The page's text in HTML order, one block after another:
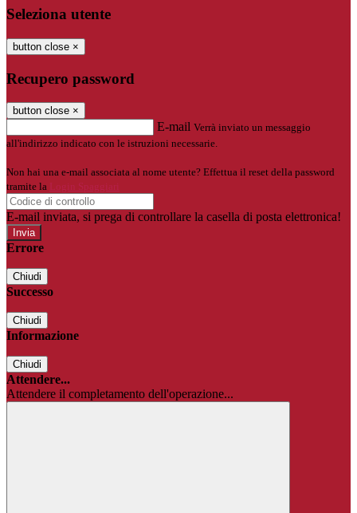
Seleziona utente
button close ×
Recupero password
button close ×
E-mail Verrà inviato un messaggio
all'indirizzo indicato con le istruzioni necessarie.
Non hai una e-mail associata al nome utente? Effettua il reset della password
tramite la
Login Spaggiari
E-mail inviata, si prega di controllare la casella di posta elettronica!
Errore
Chiudi
Successo
Chiudi
Informazione
Chiudi
Attendere...
Attendere il completamento dell'operazione...